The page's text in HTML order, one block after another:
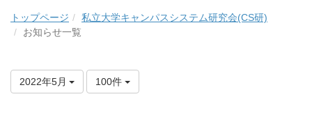
トップページ
私立大学キャンパスシステム研究会(CS研)
お知らせ一覧
2022年5月 100件